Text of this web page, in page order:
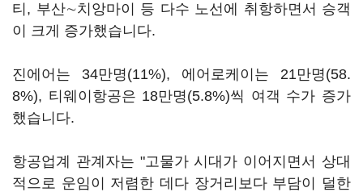
티, 부산∼치앙마이 등 다수 노선에 취항하면서 승객
이 크게 증가했습니다.
진에어는 34만명(11%), 에어로케이는 21만명(58.
8%), 티웨이항공은 18만명(5.8%)씩 여객 수가 증가
했습니다.
항공업계 관계자는 "고물가 시대가 이어지면서 상대
적으로 운임이 저렴한 데다 장거리보다 부담이 덜한